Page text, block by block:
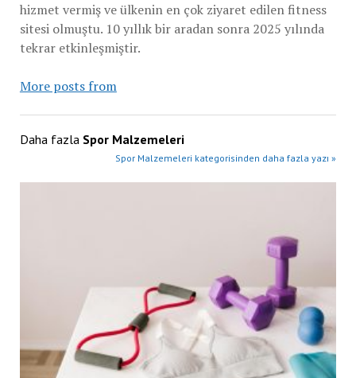
hizmet vermiş ve ülkenin en çok ziyaret edilen fitness
sitesi olmuştu. 10 yıllık bir aradan sonra 2025 yılında
tekrar etkinleşmiştir.
More posts from
Daha fazla Spor Malzemeleri
Spor Malzemeleri kategorisinden daha fazla yazı »